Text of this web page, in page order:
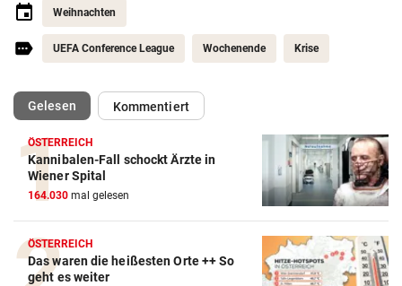
Weihnachten
UEFA Conference League Wochenende Krise
Gelesen(ausgewählt)Kommentiert
ÖSTERREICH
Kannibalen-Fall schockt Ärzte in
Wiener Spital
164.030 mal gelesen
ÖSTERREICH
Das waren die heißesten Orte ++ So
geht es weiter